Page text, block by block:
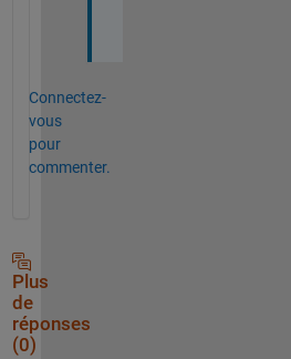
Connectez-
vous
pour
commenter.
Plus
de
réponses
(0)